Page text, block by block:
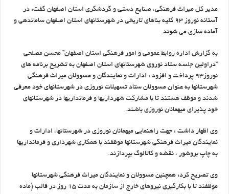
مدیر کل میراث فرهنگی، صنایع دستی و گردشگری استان اصفهان گفت: در
آستانه نوروز ۹۳ کلیه بناهای تاریخی در شهرستانهای استان اصفهان ساماندهی و
آماده سازی می شوند.
به گزارش اداره روابط عمومی و امور فرهنگی استان اصفهان” محسن مصلحی
“دراولین جلسه ستاد نوروی شهرستانهای استان اصفهان به تشریح برنامه های
نوروز۹۳ پرداخت و افزود : ادارات و نمایندگان و مسوولان میراث فرهنگی
شهرستانها به عنوان مسوولان ستاد تسهیلات نوروزی در شهرستانهای خود معرفی
شدند و موظف هستند تا با مشارکت شهرداریها و فرمانداریها در شهرستانهای
خود پذیرای میهمانان نوروزی باشند.
وی اظهار داشت : جهت راهنمایی میهمانان نوروزی در شهرستانها، ادارات و
نمایندگان میراث فرهنگی شهرستانها موظفند با همکاری شهرداری و فرمانداریها
به چاپ بروشور ، نقشه و کاتالوگ بپردازند.
وی تصریح کرد: همچنین مسوولان و نمایندگان میراث فرهنگی شهرستانها
موظفند تا با بکارگیری نیروهای خارج از سازمان به مدت ۱۵ روز در قالب (ماده